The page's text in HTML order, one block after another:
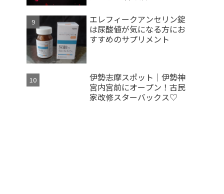
エレフィークアンセリン錠
は尿酸値が気になる方にお
すすめのサプリメント
伊勢志摩スポット｜伊勢神
宮内宮前にオープン！古民
家改修スターバックス♡